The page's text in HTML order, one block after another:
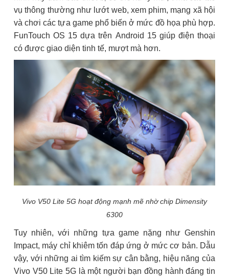
vụ thông thường như lướt web, xem phim, mạng xã hội
và chơi các tựa game phổ biến ở mức đồ họa phù hợp.
FunTouch OS 15 dựa trên Android 15 giúp điện thoại
có được giao diện tinh tế, mượt mà hơn.
Vivo V50 Lite 5G hoạt động mạnh mẽ nhờ chip Dimensity
6300
Tuy nhiên, với những tựa game nặng như Genshin
Impact, máy chỉ khiêm tốn đáp ứng ở mức cơ bản. Dẫu
vậy, với những ai tìm kiếm sự cân bằng, hiệu năng của
Vivo V50 Lite 5G là một người bạn đồng hành đáng tin